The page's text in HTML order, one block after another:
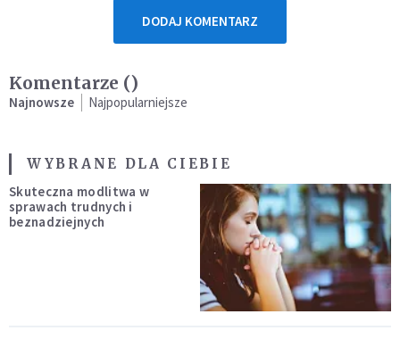
DODAJ KOMENTARZ
Komentarze ()
Najnowsze Najpopularniejsze
WYBRANE DLA CIEBIE
Skuteczna modlitwa w
sprawach trudnych i
beznadziejnych